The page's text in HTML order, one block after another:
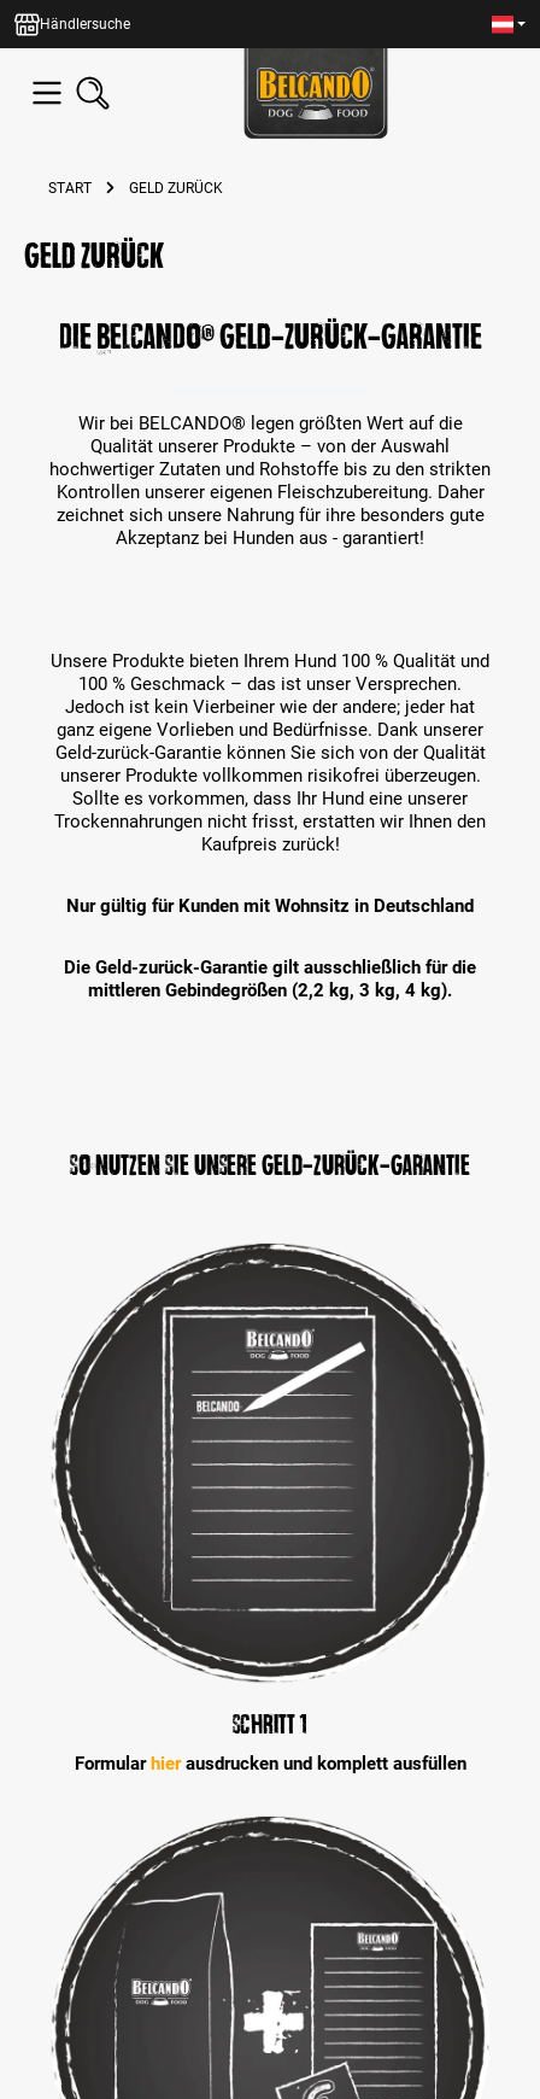
springen
Händlersuche
START GELD ZURÜCK
Geld zurück
Die BELCANDO® Geld-zurück-Garantie
Wir bei BELCANDO® legen größten Wert auf die
Qualität unserer Produkte – von der Auswahl
hochwertiger Zutaten und Rohstoffe bis zu den strikten
Kontrollen unserer eigenen Fleischzubereitung. Daher
zeichnet sich unsere Nahrung für ihre besonders gute
Akzeptanz bei Hunden aus - garantiert!
Unsere Produkte bieten Ihrem Hund 100 % Qualität und
100 % Geschmack – das ist unser Versprechen.
Jedoch ist kein Vierbeiner wie der andere; jeder hat
ganz eigene Vorlieben und Bedürfnisse. Dank unserer
Geld-zurück-Garantie können Sie sich von der Qualität
unserer Produkte vollkommen risikofrei überzeugen.
Sollte es vorkommen, dass Ihr Hund eine unserer
Trockennahrungen nicht frisst, erstatten wir Ihnen den
Kaufpreis zurück!
Nur gültig für Kunden mit Wohnsitz in Deutschland
Die Geld-zurück-Garantie gilt ausschließlich für die
mittleren Gebindegrößen (2,2 kg, 3 kg, 4 kg).
So nutzen Sie unsere Geld-zurück-Garantie
Schritt 1
Formularhierausdrucken und komplett ausfüllen